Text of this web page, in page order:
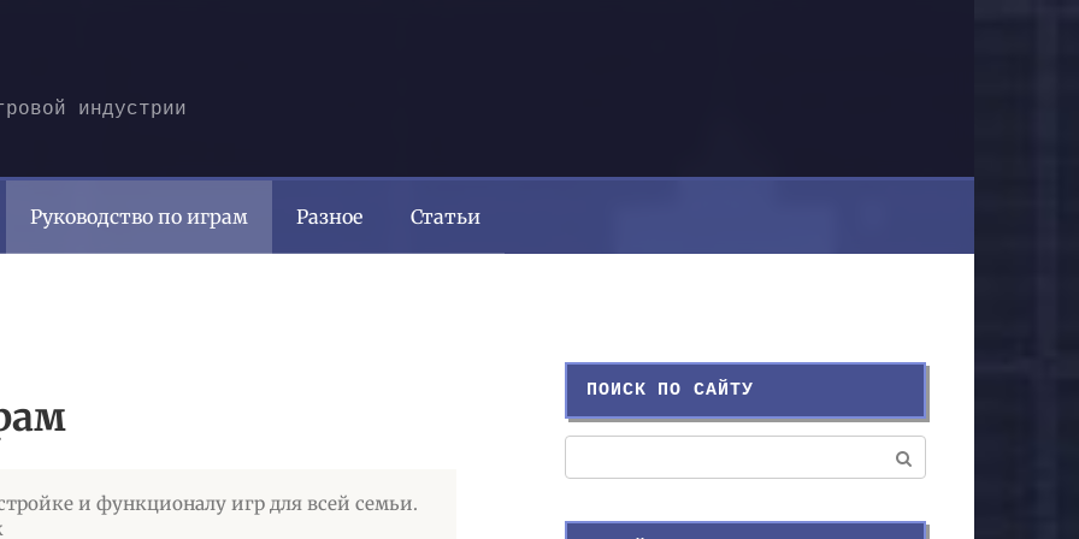
индустрии
Руководство по играм Разное Статьи
и функционалу игр для всей семьи.
ПОИСК ПО САЙТУ